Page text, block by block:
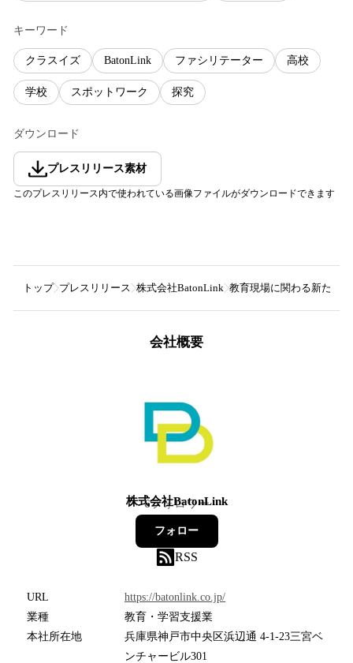
キーワード
クラスイズ BatonLink ファシリテーター 高校
学校 スポットワーク 探究
ダウンロード
プレスリリース素材
このプレスリリース内で使われている画像ファイルがダウンロードできます
トップ プレスリリース 株式会社BatonLink 教育現場に関わる新たな
会社概要
株式会社BatonLink
6フォロワー
フォロー
RSS
URL
https://batonlink.co.jp/
業種
教育・学習支援業
本社所在地
兵庫県神戸市中央区浜辺通 4-1-23三宮ベ
ンチャービル301